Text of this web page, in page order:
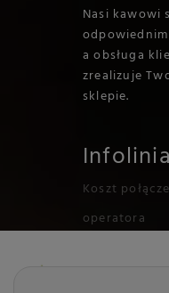
Nasi kawowi
a obsługa
zrealizuje
sklepie.
Koszt
operatora